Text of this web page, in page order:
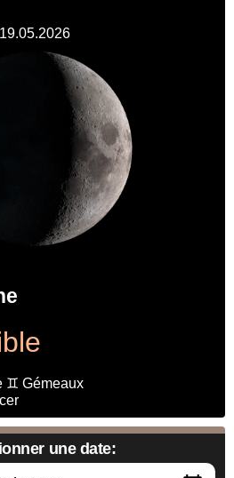
19.05.2026
♊ Gémeaux
une date: